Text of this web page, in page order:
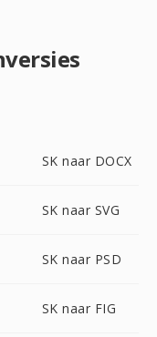
SK naar DOCX
SK naar SVG
SK naar PSD
SK naar FIG